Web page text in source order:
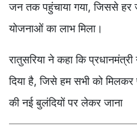
जन तक पहुंचाया गया, जिससे हर
योजनाओं का लाभ मिला।
रातुसरिया ने कहा कि
दिया है, जिसे हम सभी को
की नई बुलंदियों पर लेकर जाना